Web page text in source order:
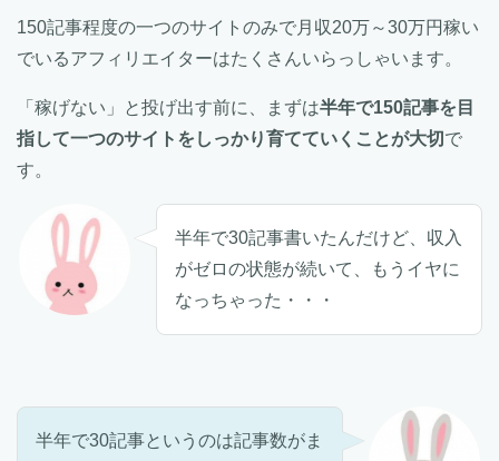
150記事程度の一つのサイトのみで月収20万～30万円稼い
でいるアフィリエイターはたくさんいらっしゃいます。
「稼げない」と投げ出す前に、まずは半年で150記事を目
指して一つのサイトをしっかり育てていくことが大切 で
す。
半年で30記事書いたんだけど、収入
がゼロの状態が続いて、もうイヤに
なっちゃった・・・
半年で30記事というのは記事数がま